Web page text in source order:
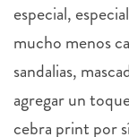
especial,
mucho menos
sandalias,
agregar un
cebra print por